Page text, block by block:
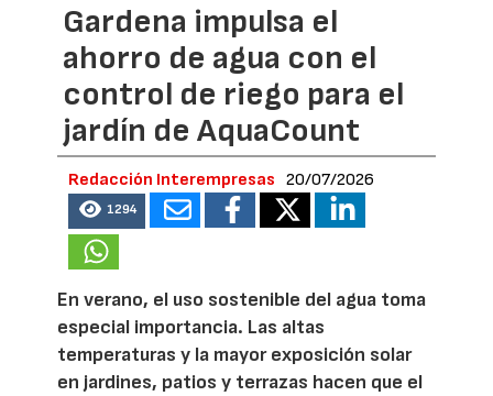
Gardena impulsa el
ahorro de agua con el
control de riego para el
jardín de AquaCount
Redacción Interempresas 20/07/2026
1294
En verano, el uso sostenible del agua toma
especial importancia. Las altas
temperaturas y la mayor exposición solar
en jardines, patios y terrazas hacen que el